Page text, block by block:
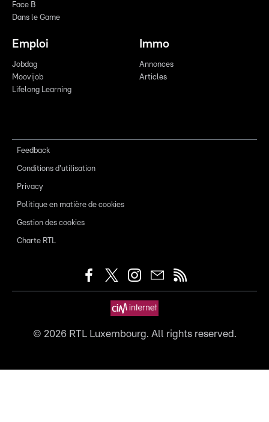
Face B
Dans le Game
Emploi
Jobdag
Moovijob
Lifelong Learning
Immo
Annonces
Articles
Feedback
Conditions d'utilisation
Privacy
Politique en matière de cookies
Gestion des cookies
Charte RTL
© 2026RTL Luxembourg. All rights reserved.